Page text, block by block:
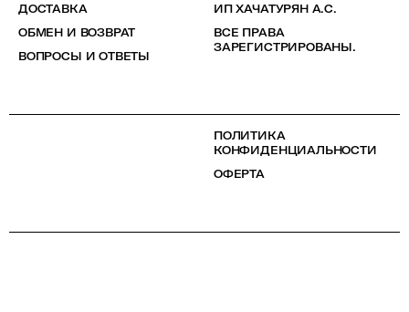
ДОСТАВКА
ОБМЕН И ВОЗВРАТ
ВОПРОСЫ И ОТВЕТЫ
ИП ХАЧАТУРЯН А.С.
ВСЕ ПРАВА
ЗАРЕГИСТРИРОВАНЫ.
ПОЛИТИКА
КОНФИДЕНЦИАЛЬНОСТИ
ОФЕРТА